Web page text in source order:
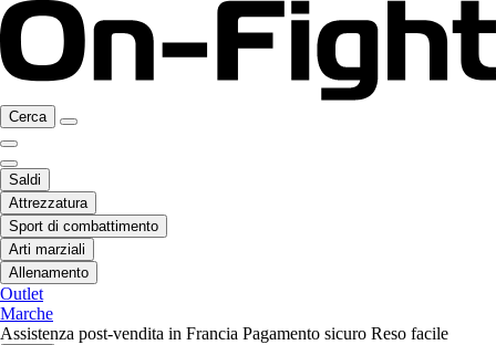
Cerca
Saldi
Attrezzatura
Sport di combattimento
Arti marziali
Allenamento
Outlet
Marche
Assistenza post-vendita in Francia Pagamento sicuro Reso facile